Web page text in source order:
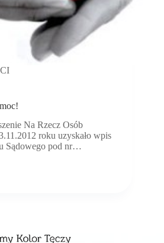
Na Rzecz Osób
roku uzyskało wpis
Sądowego pod nr…